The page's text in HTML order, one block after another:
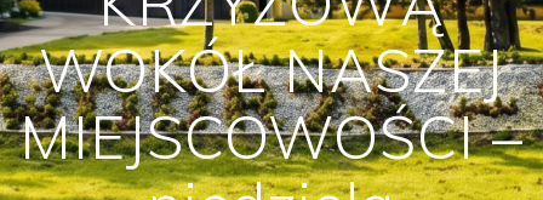
WOKÓŁ NASZEJ
MIEJSCOWOŚCI –